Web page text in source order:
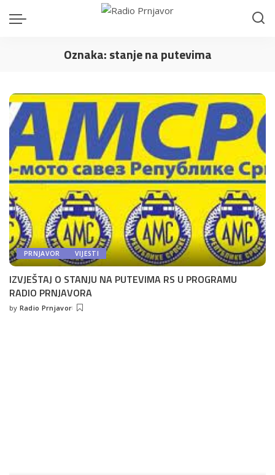
Oznaka:stanje na putevima
PRNJAVOR VIJESTI
IZVJEŠTAJ O STANJU NA PUTEVIMA RS U PROGRAMU
RADIO PRNJAVORA
Posted
by Radio Prnjavor